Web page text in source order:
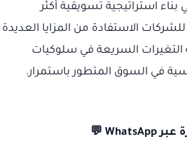
استراتيجية تسويقية أكثر
الاستفادة من المزايا العديدة
التغيرات السريعة في سلوكيات
في السوق المتطور باستمرار.